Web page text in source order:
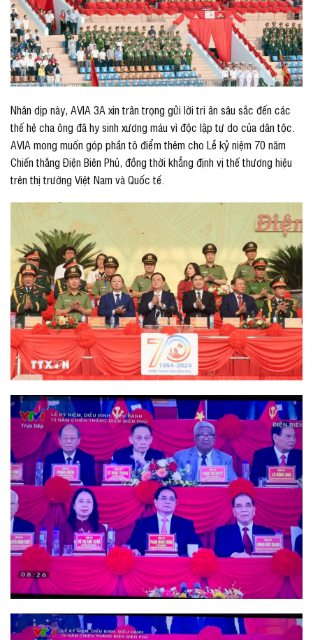
Nhân dịp này, AVIA 3A xin trân trọng gửi lời tri ân sâu sắc đến các
thế hệ cha ông đã hy sinh xương máu vì độc lập tự do của dân tộc.
AVIA mong muốn góp phần tô điểm thêm cho Lễ kỷ niệm 70 năm
Chiến thắng Điện Biên Phủ, đồng thời khẳng định vị thế thương hiệu
trên thị trường Việt Nam và Quốc tế.